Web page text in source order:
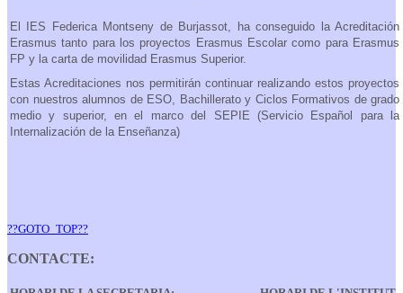
El IES Federica Montseny de Burjassot, ha conseguido la Acreditación
Erasmus tanto para los proyectos Erasmus Escolar como para Erasmus
FP y la carta de movilidad Erasmus Superior.
Estas Acreditaciones nos permitirán continuar realizando estos proyectos
con nuestros alumnos de ESO, Bachillerato y Ciclos Formativos de grado
medio y superior, en el marco del SEPIE (Servicio Español para la
Internalización de la Enseñanza)
??GOTO_TOP??
CONTACTE: